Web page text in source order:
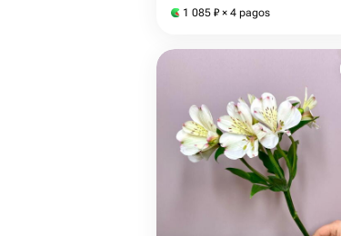
1 085 ₽ × 4 pagos